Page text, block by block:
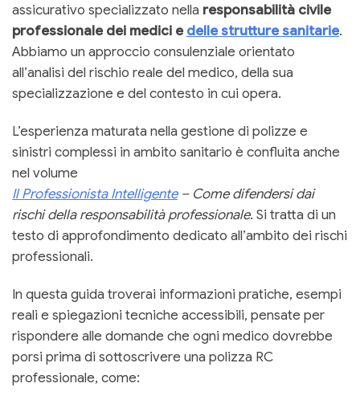
assicurativo specializzato nella responsabilità civile
professionale dei medici edelle strutture sanitarie.
Abbiamo un approccio consulenziale orientato
all’analisi del rischio reale del medico, della sua
specializzazione e del contesto in cui opera.
L’esperienza maturata nella gestione di polizze e
sinistri complessi in ambito sanitario è confluita anche
nel volume
Il Professionista Intelligente– Come difendersi dai
rischi della responsabilità professionale. Si tratta di un
testo di approfondimento dedicato all’ambito dei rischi
professionali.
In questa guida troverai informazioni pratiche, esempi
reali e spiegazioni tecniche accessibili, pensate per
rispondere alle domande che ogni medico dovrebbe
porsi prima di sottoscrivere una polizza RC
professionale, come: